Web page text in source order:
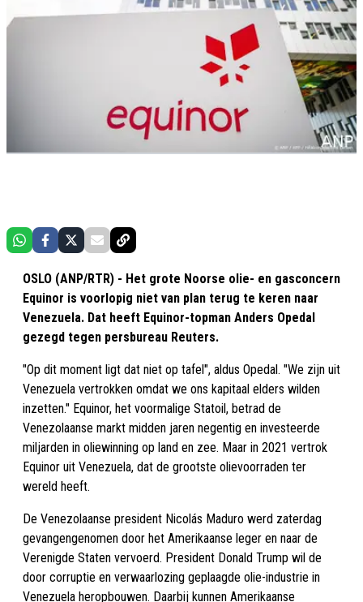
OSLO (ANP/RTR) - Het grote Noorse olie- en gasconcern
Equinor is voorlopig niet van plan terug te keren naar
Venezuela. Dat heeft Equinor-topman Anders Opedal
gezegd tegen persbureau Reuters.
"Op dit moment ligt dat niet op tafel", aldus Opedal. "We zijn uit
Venezuela vertrokken omdat we ons kapitaal elders wilden
inzetten." Equinor, het voormalige Statoil, betrad de
Venezolaanse markt midden jaren negentig en investeerde
miljarden in oliewinning op land en zee. Maar in 2021 vertrok
Equinor uit Venezuela, dat de grootste olievoorraden ter
wereld heeft.
De Venezolaanse president Nicolás Maduro werd zaterdag
gevangengenomen door het Amerikaanse leger en naar de
Verenigde Staten vervoerd. President Donald Trump wil de
door corruptie en verwaarlozing geplaagde olie-industrie in
Venezuela heropbouwen. Daarbij kunnen Amerikaanse